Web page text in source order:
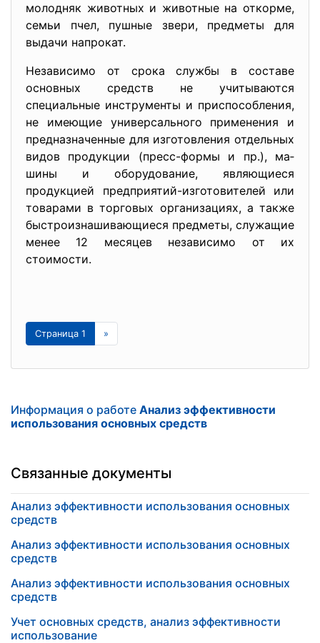
молодняк животных и животные на откорме,
семьи пчел, пушные звери, предметы для
выдачи напрокат.
Независимо от срока службы в составе
основных средств не учитываются
специальные инструменты и приспособления,
не имеющие универсального применения и
предназначенные для из­готовления отдельных
видов продукции (пресс-формы и пр.), ма­
шины и оборудование, являющиеся
продукцией предприятий-изготовителей или
товарами в торговых организациях, а также
бы­строизнашивающиеся предметы, служащие
менее 12 месяцев не­зависимо от их
стоимости.
Страница 1 »
Информация о работе Анализ эффективности
использования основных средств
Связанные документы
Анализ эффективности использования основных
средств
Анализ эффективности использования основных
средств
Анализ эффективности использования основных
средств
Учет основных средств, анализ эффективности
использование